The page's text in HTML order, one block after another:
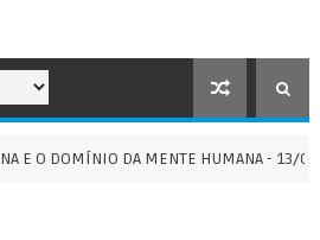
DA MENTE HUMANA - 13/07/2026